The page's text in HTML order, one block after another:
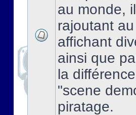
au monde,
rajoutant
affichant
ainsi que
la
"scene
piratage.